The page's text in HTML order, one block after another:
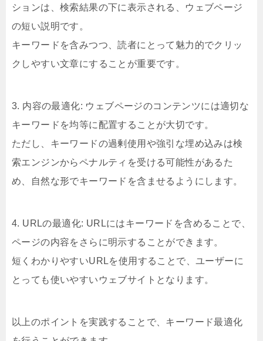
ションは、検索結果の下に表示される、ウェブページ
の短い説明です。
キーワードを含みつつ、読者にとって魅力的でクリッ
クしやすい文章にすることが重要です。
3. 内容の最適化: ウェブページのコンテンツには適切な
キーワードを均等に配置することが大切です。
ただし、キーワードの過剰使用や強引な埋め込みは検
索エンジンからペナルティを受ける可能性があるた
め、自然な形でキーワードを含ませるようにします。
4. URLの最適化: URLにはキーワードを含めることで、
ページの内容をさらに明示することができます。
短くわかりやすいURLを使用することで、ユーザーに
とっても使いやすいウェブサイトとなります。
以上のポイントを実践することで、キーワード最適化